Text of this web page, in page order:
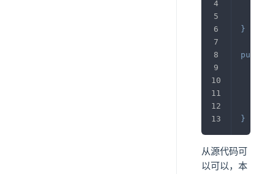
}
public
}
从源代码可
以可以，本